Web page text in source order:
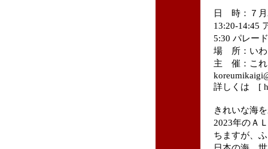
日 時：７月
13:20-14:45
5:30 パレード
場 所：いわ
主 催：こ
詳しくは [
きれいな海
2023年のＡ
ちますが、